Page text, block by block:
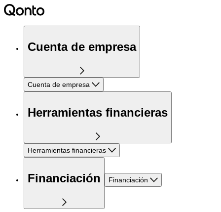
Cuenta de empresa
Cuenta de empresa
Herramientas financieras
Herramientas financieras
Financiación Financiación